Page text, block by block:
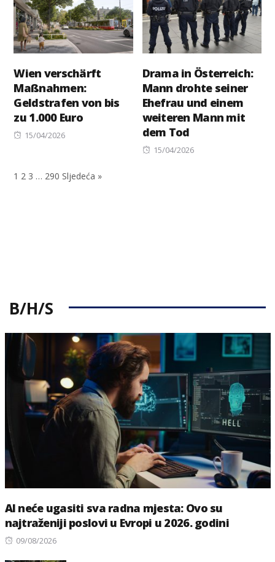
Wien verschärft
Maßnahmen:
Geldstrafen von bis
zu 1.000 Euro
Posted
15/04/2026
Drama in Österreich:
Mann drohte seiner
Ehefrau und einem
weiteren Mann mit
dem Tod
Posted
15/04/2026
1 2 3 … 290 Sljedeća »
B/H/S
AI neće ugasiti sva radna mjesta: Ovo su
najtraženiji poslovi u Evropi u 2026. godini
Posted
09/08/2026